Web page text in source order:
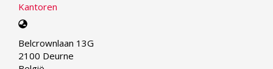
Kantoren
Select
language
Belcrownlaan 13G
2100 Deurne